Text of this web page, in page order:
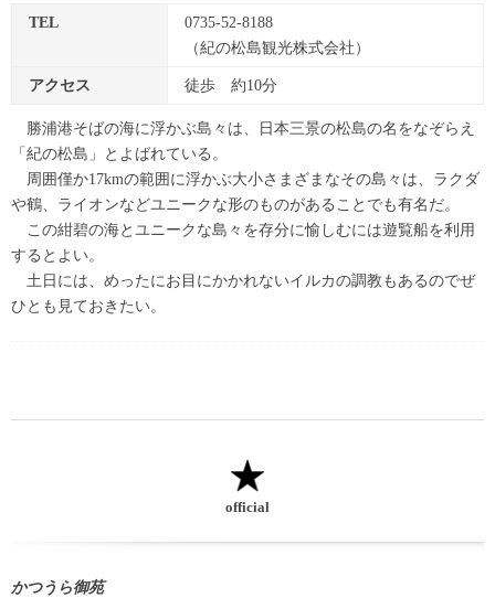
TEL
0735-52-8188
（紀の松島観光株式会社）
アクセス 徒歩 約10分
勝浦港そばの海に浮かぶ島々は、日本三景の松島の名をなぞらえ
「紀の松島」とよばれている。
周囲僅か17kmの範囲に浮かぶ大小さまざまなその島々は、ラクダ
や鶴、ライオンなどユニークな形のものがあることでも有名だ。
この紺碧の海とユニークな島々を存分に愉しむには遊覧船を利用
するとよい。
土日には、めったにお目にかかれないイルカの調教もあるのでぜ
ひとも見ておきたい。
official
かつうら御苑